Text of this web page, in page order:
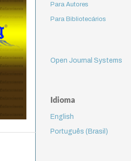
Para Autores
Para Bibliotecários
Open Journal Systems
Idioma
English
Português (Brasil)